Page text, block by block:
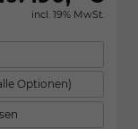
incl. 19% MwSt.
Optionen)